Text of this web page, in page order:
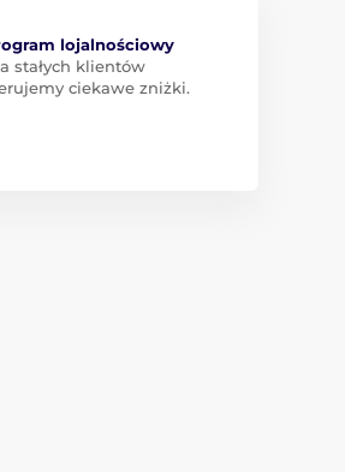
lojalnościowy
stałych klientów
ciekawe zniżki.